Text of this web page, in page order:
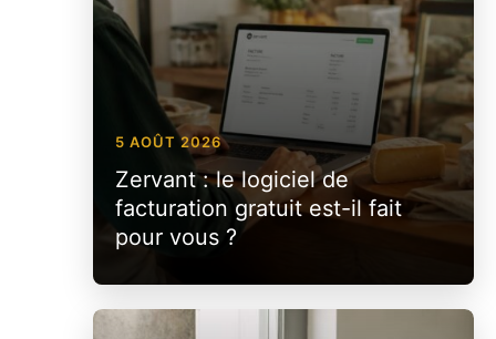
5 AOÛT 2026
Zervant : le logiciel de
facturation gratuit est-il fait
pour vous ?